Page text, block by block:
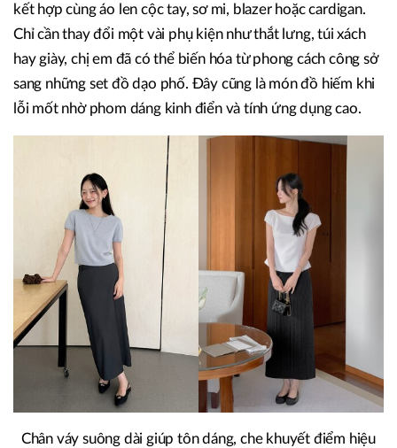
kết hợp cùng áo len cộc tay, sơ mi, blazer hoặc cardigan.
Chỉ cần thay đổi một vài phụ kiện như thắt lưng, túi xách
hay giày, chị em đã có thể biến hóa từ phong cách công sở
sang những set đồ dạo phố. Đây cũng là món đồ hiếm khi
lỗi mốt nhờ phom dáng kinh điển và tính ứng dụng cao.
Chân váy suông dài giúp tôn dáng, che khuyết điểm hiệu